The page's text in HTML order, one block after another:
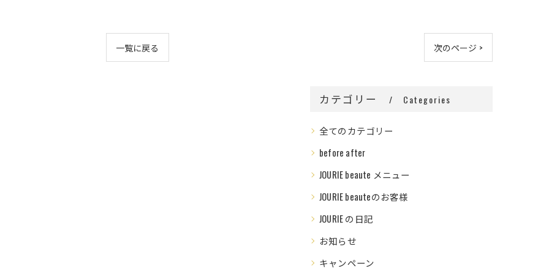
一覧に戻る 次のページ >
カテゴリー Categories
全てのカテゴリー
before after
JOURIE beaute メニュー
JOURIE beauteのお客様
JOURIE の日記
お知らせ
キャンペーン